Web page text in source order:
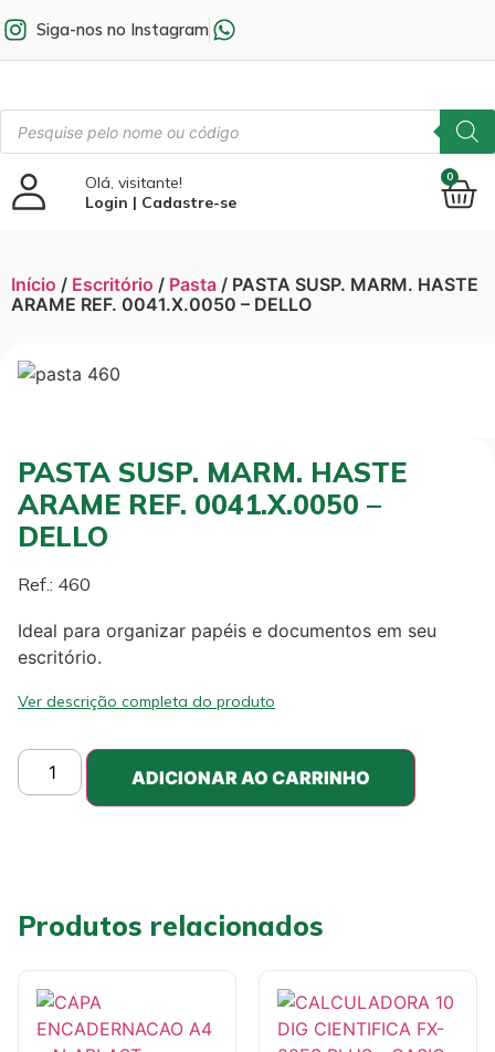
Siga-nos no Instagram
Olá, visitante!
Login | Cadastre-se
0
Início / Escritório / Pasta / PASTA SUSP. MARM. HASTE
ARAME REF. 0041.X.0050 – DELLO
PASTA SUSP. MARM. HASTE
ARAME REF. 0041.X.0050 –
DELLO
Ref.: 460
Ideal para organizar papéis e documentos em seu
escritório.
Ver descrição completa do produto
ADICIONAR AO CARRINHO
Produtos relacionados